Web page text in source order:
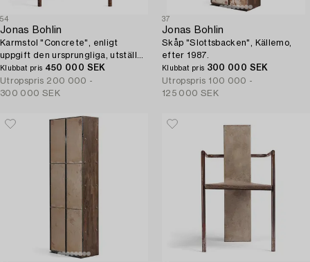
54
Jonas Bohlin
Karmstol "Concrete", enligt
uppgift den ursprungliga, utställd
på Konstfack, Stockholm 1981.
Klubbat pris 450 000 SEK
Utropspris 200 000 -
300 000 SEK
37
Jonas Bohlin
Skåp "Slottsbacken", Källemo,
efter 1987.
Klubbat pris 300 000 SEK
Utropspris 100 000 -
125 000 SEK